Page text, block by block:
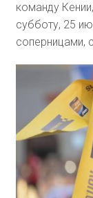
команду
субботу, 25
соперницами,